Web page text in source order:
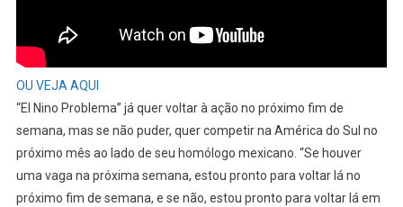
OU VEJA AQUI
“El Nino Problema” já quer voltar à ação no próximo fim de
semana, mas se não puder, quer competir na América do Sul no
próximo mês ao lado de seu homólogo mexicano. “Se houver
uma vaga na próxima semana, estou pronto para voltar lá no
próximo fim de semana, e se não, estou pronto para voltar lá em